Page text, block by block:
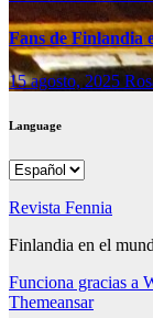
Fans de Finlandia
15 agosto, 2025
Language
Language
Revista Fennia
Finlandia en el
Funciona gracias a
Themeansar